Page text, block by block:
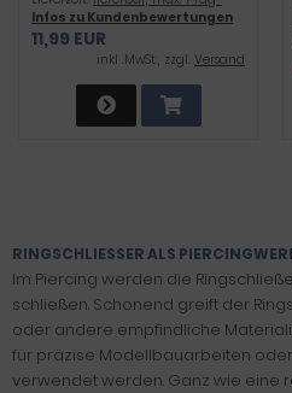
Infos zu Kundenbewertungen
11,99 EUR
inkl .MwSt., zzgl. Versand
RINGSCHLIESSER ALS
Im Piercing werden die
schließen. Schonend greift der
oder andere empfindliche
für präzise Modellbauarbeiten
verwendet werden. Ganz wie eine